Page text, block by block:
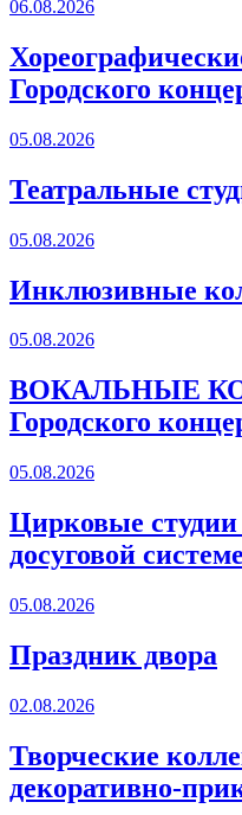
06.08.2026
Городского
05.08.2026
Театральные
05.08.2026
Инклюзивные
05.08.2026
ВОКАЛЬНЫЕ
Городского
05.08.2026
Цирковые
досуговой системе
05.08.2026
Праздник двора
02.08.2026
Творческие
декоративно-